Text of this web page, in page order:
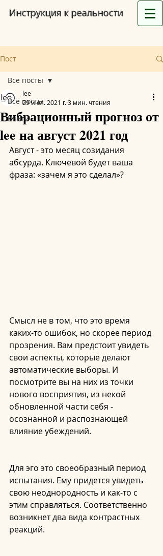
Инструкция к реальности
Пост
Все посты
Книги
Все посты
Вибрационный прогноз от
lee на август 2021 год
lee
29 июл. 2021 г.3 мин. чтения
Август - это месяц созидания
абсурда. Ключевой будет ваша
фраза: «зачем я это сделал»?
Смысл не в том, что это время
каких-то ошибок, но скорее период
прозрения. Вам предстоит увидеть
свои аспекты, которые делают
автоматические выборы. И
посмотрите вы на них из точки
нового восприятия, из некой
обновленной части себя -
осознанной и распознающей
влияние убеждений.
Для эго это своеобразный период
испытания. Ему придется увидеть
свою неоднородность и как-то с
этим справляться. Соответственно
возникнет два вида контрастных
реакций.